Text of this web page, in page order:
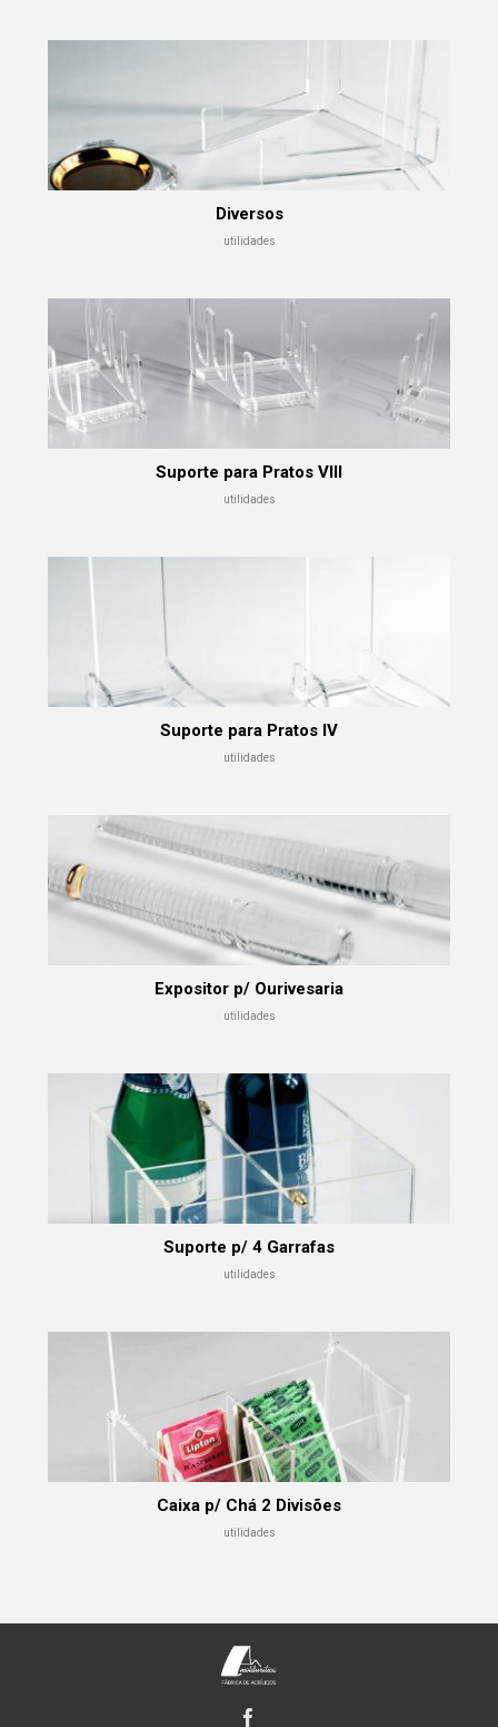
Diversos
utilidades
Suporte para Pratos VIII
utilidades
Suporte para Pratos IV
utilidades
Expositor p/ Ourivesaria
utilidades
Suporte p/ 4 Garrafas
utilidades
Caixa p/ Chá 2 Divisões
utilidades